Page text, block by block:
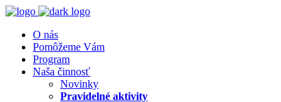
O nás
Pomôžeme Vám
Program
Naša činnosť
Novinky
Pravidelné aktivity